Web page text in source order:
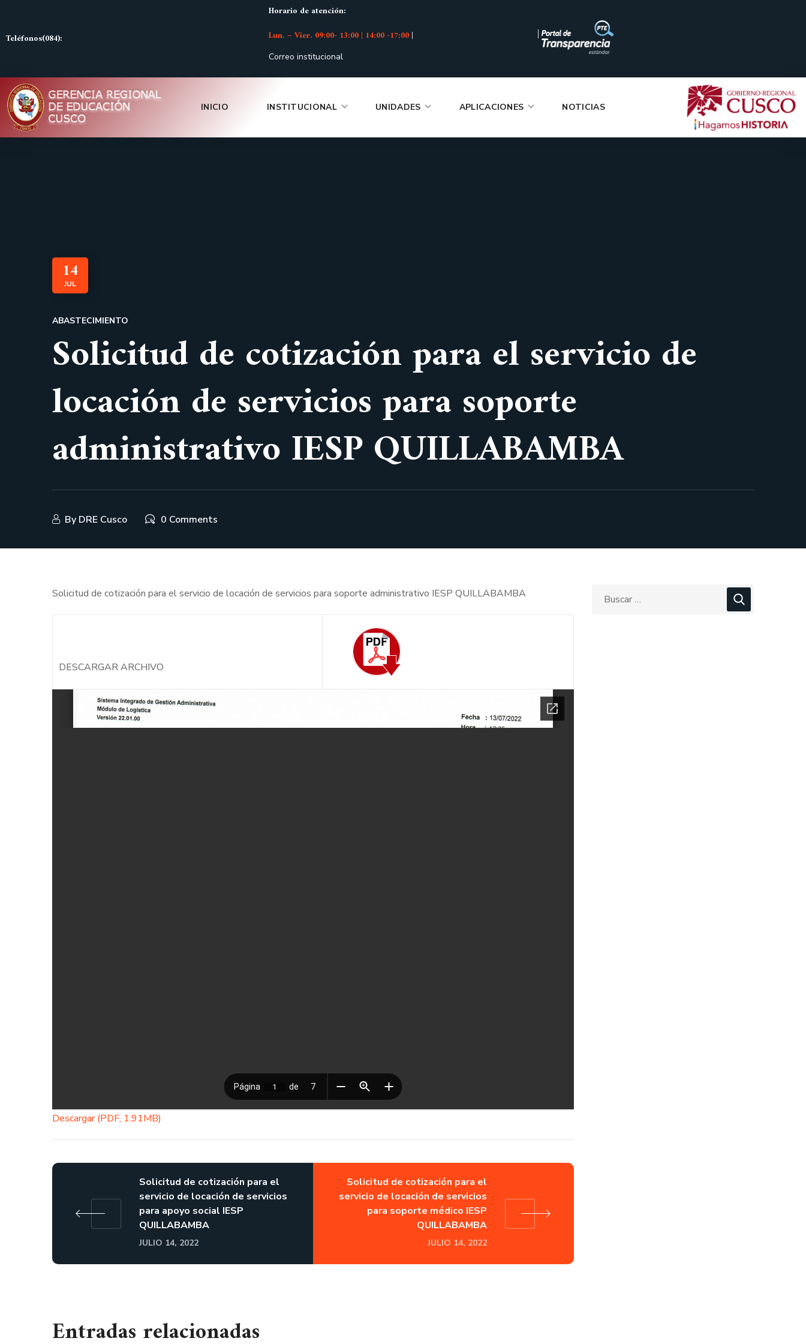
Teléfonos(084):
Horario de atención:
Lun. – Vier. 09:00- 13:00 | 14:00 -17:00|
Correo institucional
|
INICIO INSTITUCIONAL UNIDADES APLICACIONES NOTICIAS
14
JUL
ABASTECIMIENTO
Solicitud de cotización para el servicio de
locación de servicios para soporte
administrativo IESP QUILLABAMBA
By DRE Cusco 0 Comments
Solicitud de cotización para el servicio de locación de servicios para soporte administrativo IESP QUILLABAMBA
DESCARGAR ARCHIVO
Descargar (PDF, 1.91MB)
Solicitud de cotización para el
servicio de locación de servicios
para apoyo social IESP
QUILLABAMBA
JULIO 14, 2022
Solicitud de cotización para el
servicio de locación de servicios
para soporte médico IESP
QUILLABAMBA
JULIO 14, 2022
Entradas relacionadas